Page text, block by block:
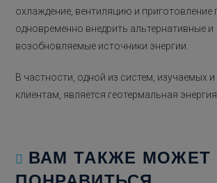
охлаждение, вентиляцию и приготовление
одновременно внедрить альтернативные и
возобновляемые источники энергии.
В частности, одной из систем, изучаемых
клиентам, является геотермальная энергия.
ВАМ ТАКЖЕ МОЖЕТ